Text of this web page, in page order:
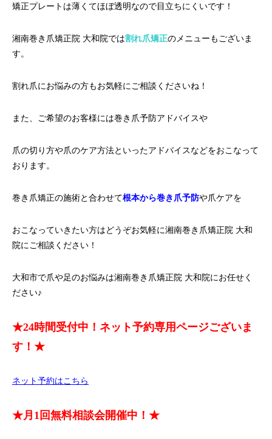
矯正プレートは薄くてほぼ透明なので目立ちにくいです！
湘南巻き爪矯正院 大和院では割れ爪矯正のメニューもございま
す。
割れ爪にお悩みの方もお気軽にご相談くださいね！
また、ご希望のお客様には巻き爪予防アドバイスや
爪の切り方や爪のケア方法といったアドバイスなどをおこなって
おります。
巻き爪矯正の施術と合わせて根本から巻き爪予防や爪ケアを
おこなっていきたい方はどうぞお気軽に湘南巻き爪矯正院 大和
院にご相談ください！
大和市で爪や足のお悩みは湘南巻き爪矯正院 大和院にお任せく
ださい♪
★24時間受付中！ネット予約専用ページございま
す！★
ネット予約はこちら
★月1回無料相談会開催中！★